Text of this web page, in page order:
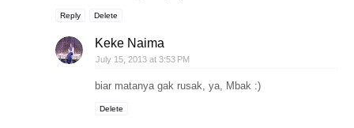
Reply Delete
Keke Naima
July 15, 2013 at 3:53 PM
biar matanya gak rusak, ya, Mbak :)
Delete